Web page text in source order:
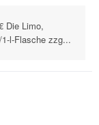
Die Limo,
l-Flasche zzg...